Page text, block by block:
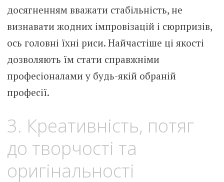
досягненням вважати стабільність, не
визнавати жодних імпровізацій і сюрпризів,
ось головні їхні риси. Найчастіше ці якості
дозволяють їм стати справжніми
професіоналами у будь-якій обраній
професії.
3. Креативність, потяг
до творчості та
оригінальності